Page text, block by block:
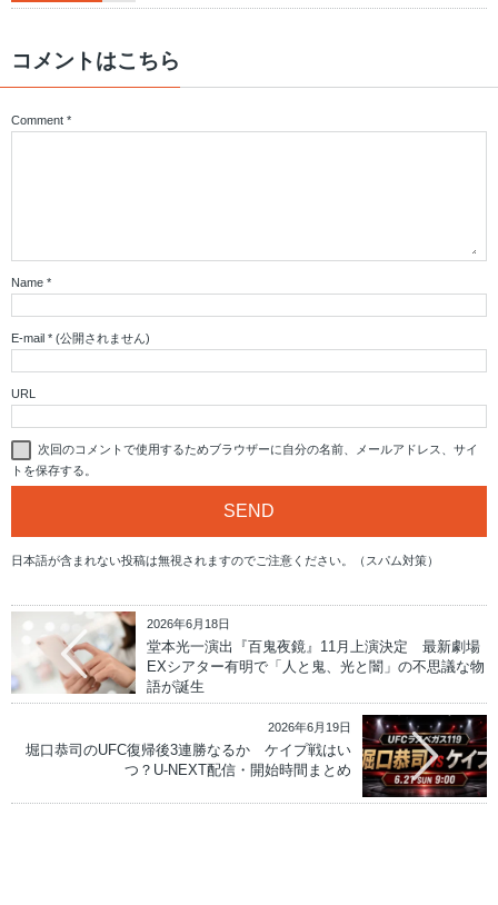
コメントはこちら
Comment *
Name *
E-mail * (公開されません)
URL
次回のコメントで使用するためブラウザーに自分の名前、メールアドレス、サイ
トを保存する。
日本語が含まれない投稿は無視されますのでご注意ください。（スパム対策）
2026年6月18日
堂本光一演出『百鬼夜鏡』11月上演決定 最新劇場
EXシアター有明で「人と鬼、光と闇」の不思議な物
語が誕生
2026年6月19日
堀口恭司のUFC復帰後3連勝なるか ケイプ戦はい
つ？U-NEXT配信・開始時間まとめ